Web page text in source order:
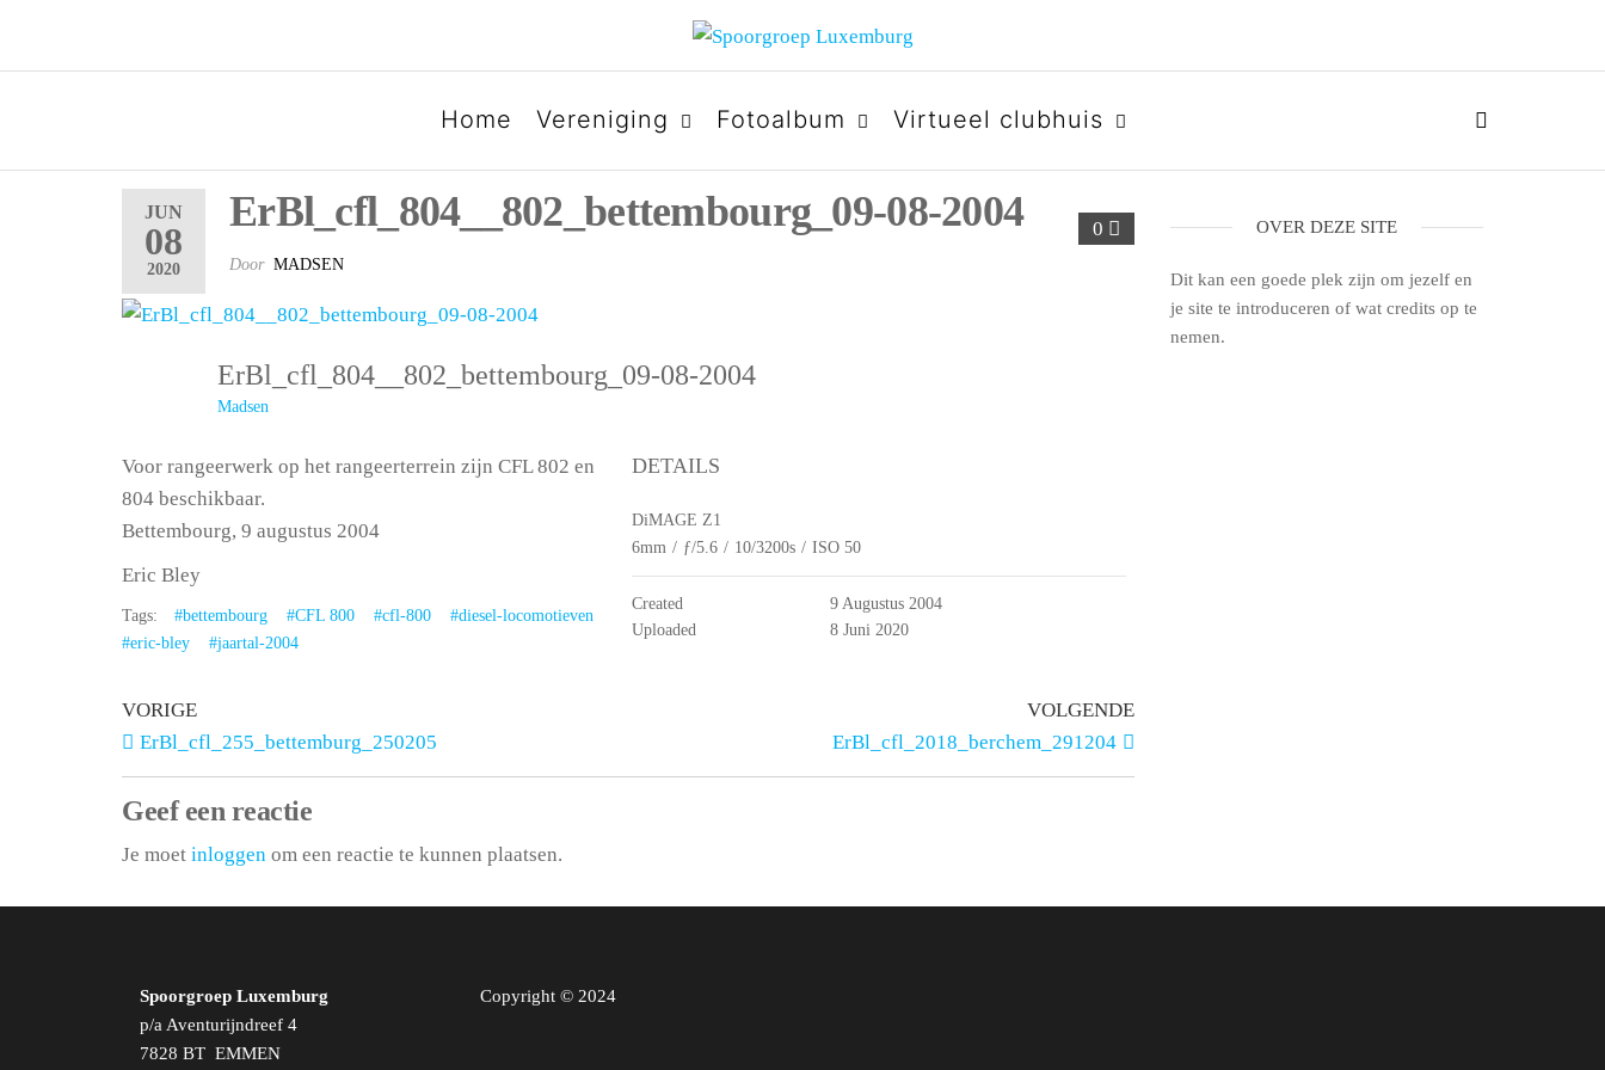
SPOORGROEP LUXEMBURG
Home Vereniging Fotoalbum Virtueel clubhuis
JUN
08
2020
0
ErBl_cfl_804__802_bettembourg_09-08-2004
Door MADSEN
ErBl_cfl_804__802_bettembourg_09-08-2004
Madsen
Voor rangeerwerk op het rangeerterrein zijn CFL 802 en
804 beschikbaar.
Bettembourg, 9 augustus 2004
Eric Bley
Tags: #bettembourg #CFL 800 #cfl-800
#diesel-locomotieven
#eric-bley
#jaartal-2004
DETAILS
DiMAGE Z1
6mm / ƒ/5.6 / 10/3200s / ISO 50
Created
9 Augustus 2004
Uploaded
8 Juni 2020
VORIGE
ErBl_cfl_255_bettemburg_250205
VOLGENDE
ErBl_cfl_2018_berchem_291204
Geef een reactie
Je moet inloggen om een reactie te kunnen plaatsen.
OVER DEZE SITE
Dit kan een goede plek zijn om jezelf en
je site te introduceren of wat credits op te
nemen.
Spoorgroep Luxemburg
p/a Aventurijndreef 4
7828 BT EMMEN
Copyright © 2024